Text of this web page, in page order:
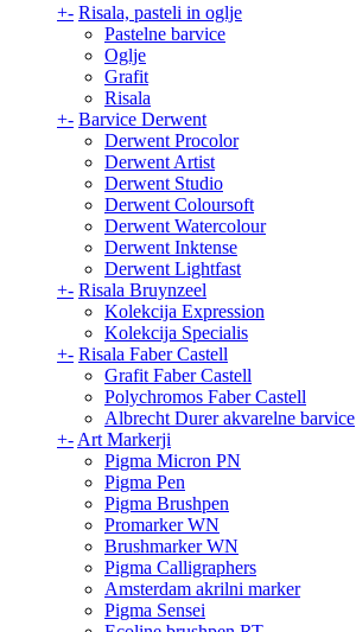
+- Risala, pasteli in oglje
Pastelne barvice
Oglje
Grafit
Risala
+- Barvice Derwent
Derwent Procolor
Derwent Artist
Derwent Studio
Derwent Coloursoft
Derwent Watercolour
Derwent Inktense
Derwent Lightfast
+- Risala Bruynzeel
Kolekcija Expression
Kolekcija Specialis
+- Risala Faber Castell
Grafit Faber Castell
Polychromos Faber Castell
Albrecht Durer akvarelne barvice
+- Art Markerji
Pigma Micron PN
Pigma Pen
Pigma Brushpen
Promarker WN
Brushmarker WN
Pigma Calligraphers
Amsterdam akrilni marker
Pigma Sensei